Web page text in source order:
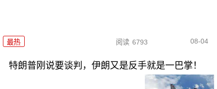
最热 阅读 6793 08-04
特朗普刚说要谈判，伊朗又是反手就是一巴掌！